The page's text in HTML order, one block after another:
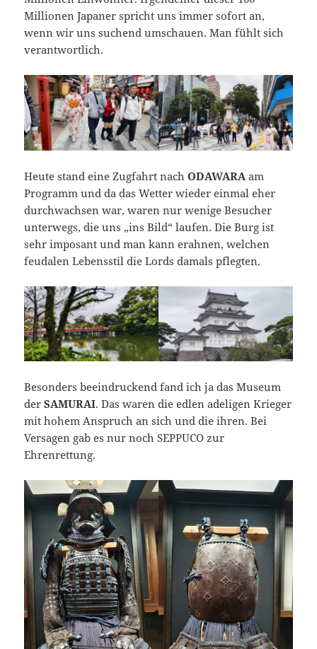
Millionen Japaner spricht uns immer sofort an,
wenn wir uns suchend umschauen. Man fühlt sich
verantwortlich.
Heute stand eine Zugfahrt nachODAWARAam
Programm und da das Wetter wieder einmal eher
durchwachsen war, waren nur wenige Besucher
unterwegs, die uns „ins Bild“ laufen. Die Burg ist
sehr imposant und man kann erahnen, welchen
feudalen Lebensstil die Lords damals pflegten.
Besonders beeindruckend fand ich ja das Museum
derSAMURAI. Das waren die edlen adeligen Krieger
mit hohem Anspruch an sich und die ihren. Bei
Versagen gab es nur noch SEPPUCO zur
Ehrenrettung.